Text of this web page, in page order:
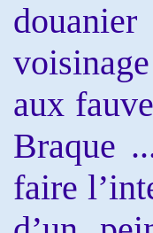
aux
Braque
faire